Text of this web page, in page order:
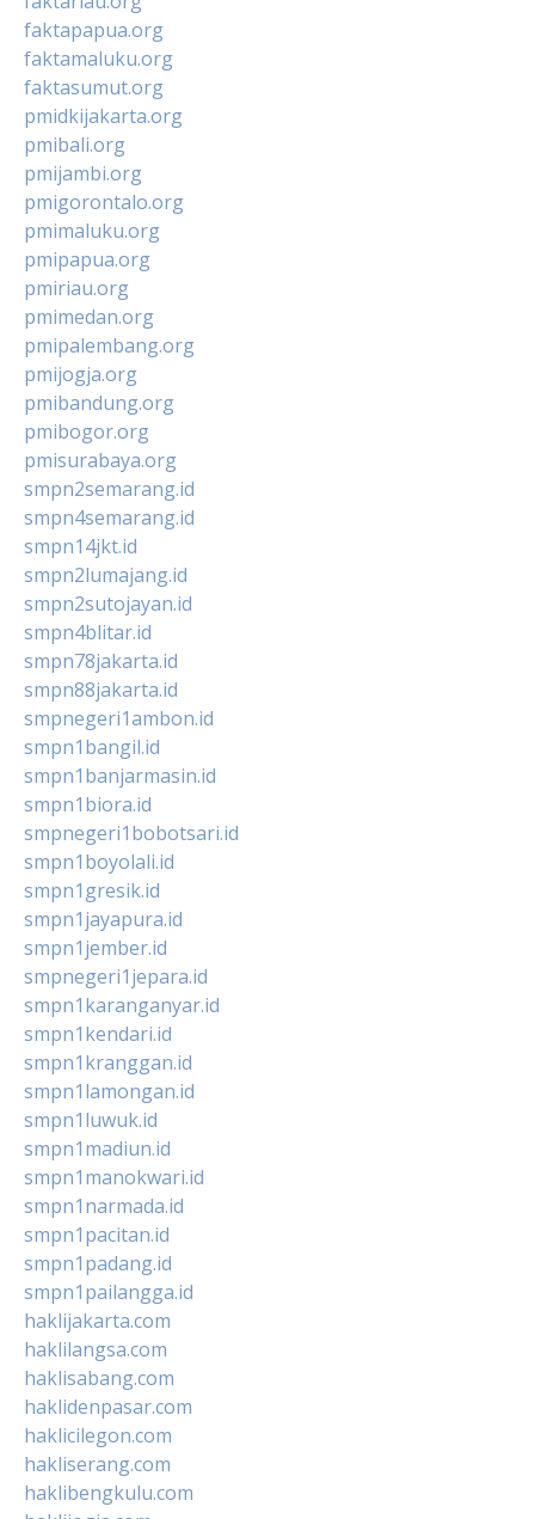
faktapapua.org
faktamaluku.org
faktasumut.org
pmidkijakarta.org
pmibali.org
pmijambi.org
pmigorontalo.org
pmimaluku.org
pmipapua.org
pmiriau.org
pmimedan.org
pmipalembang.org
pmijogja.org
pmibandung.org
pmibogor.org
pmisurabaya.org
smpn2semarang.id
smpn4semarang.id
smpn14jkt.id
smpn2lumajang.id
smpn2sutojayan.id
smpn4blitar.id
smpn78jakarta.id
smpn88jakarta.id
smpnegeri1ambon.id
smpn1bangil.id
smpn1banjarmasin.id
smpn1biora.id
smpnegeri1bobotsari.id
smpn1boyolali.id
smpn1gresik.id
smpn1jayapura.id
smpn1jember.id
smpnegeri1jepara.id
smpn1karanganyar.id
smpn1kendari.id
smpn1kranggan.id
smpn1lamongan.id
smpn1luwuk.id
smpn1madiun.id
smpn1manokwari.id
smpn1narmada.id
smpn1pacitan.id
smpn1padang.id
smpn1pailangga.id
haklijakarta.com
haklilangsa.com
haklisabang.com
haklidenpasar.com
haklicilegon.com
hakliserang.com
haklibengkulu.com